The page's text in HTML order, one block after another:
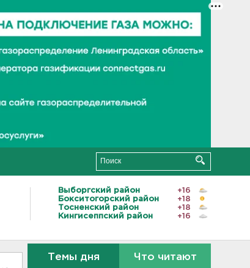
Выборгский район
+16
Бокситогорский район
+18
Тосненский район
+18
Кингисеппский район
+16
Темы дня Что читают